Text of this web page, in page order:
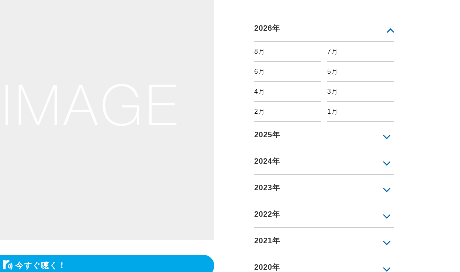
今すぐ聴く！
2026年
8月 7月
6月 5月
4月 3月
2月 1月
2025年
2024年
2023年
2022年
2021年
2020年